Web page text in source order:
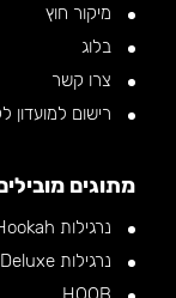
מיקור חוץ
בלוג
צרו קשר
רישום למועדון
מתוגים
נרגילות Alpha Hookah
נרגילות Amy Deluxe